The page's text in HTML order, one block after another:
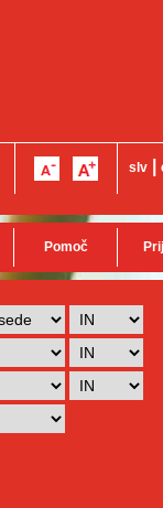
slv
Pomoč